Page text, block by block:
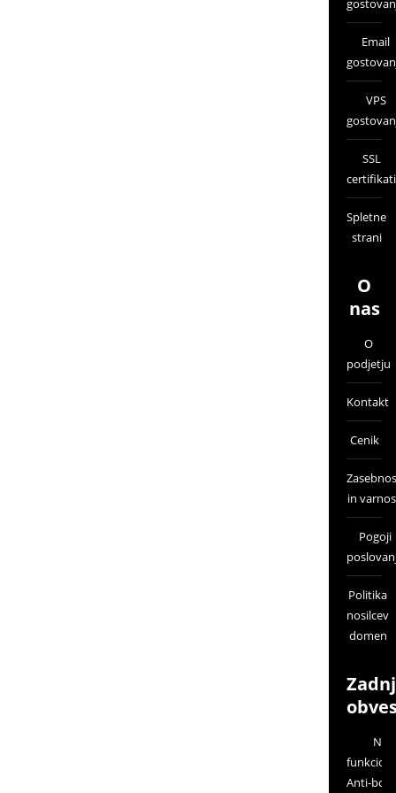
Email
VPS
SSL
certifikati
Spletne
strani
O
nas
O
podjetju
Kontakt
Cenik
in
Pogoji
Politika
nosilcev
domen
Anti-bot